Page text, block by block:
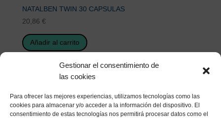
Gestionar el consentimiento de
las cookies
Para ofrecer las mejores experiencias, utilizamos tecnologías como las
cookies para almacenar y/o acceder a la información del dispositivo. El
consentimiento de estas tecnologías nos permitirá procesar datos como el
NATALBEN TWIN 30 CAPSULAS
20,86 €
Añadir al carrito